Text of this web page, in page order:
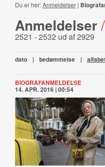
Du er her:Anmeldelser|
Anmeldelser
2521 - 2532 ud af 2929
dato | bedømmelse |
BIOGRAFANMELDELSE
14. APR. 2016 | 00:54